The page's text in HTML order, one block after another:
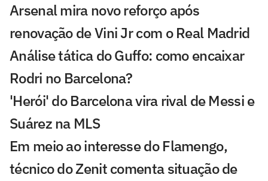
Arsenal mira novo reforço após
renovação de Vini Jr com o Real Madrid
Análise tática do Guffo: como encaixar
Rodri no Barcelona?
'Herói' do Barcelona vira rival de Messi e
Suárez na MLS
Em meio ao interesse do Flamengo,
técnico do Zenit comenta situação de